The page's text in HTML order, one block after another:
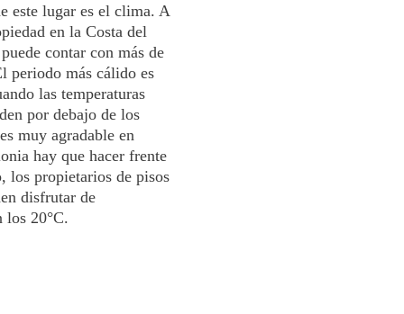
este lugar es el clima. A
en la Costa del
contar con más de
periodo más cálido es
las temperaturas
por debajo de los
muy agradable en
hay que hacer frente
los propietarios de pisos
disfrutar de
los 20°C.